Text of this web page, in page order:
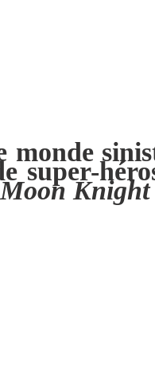
monde
super-
Moon